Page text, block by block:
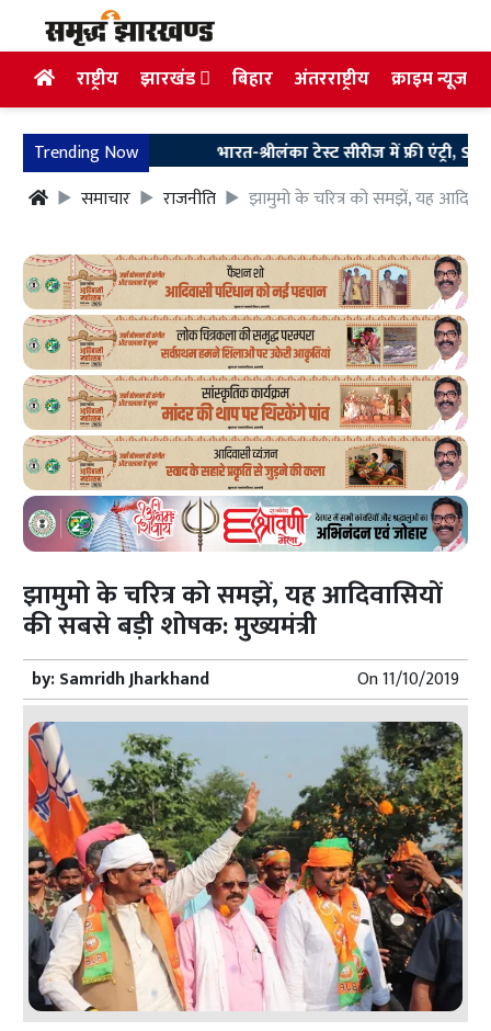
राष्ट्रीय झारखंड बिहार अंतरराष्ट्रीय क्राइम न्यूज
Trending Now
भारत-श्रीलंका टेस्ट सीरीज में फ्री एंट्री, SLC ने
समाचार
राजनीति झामुमो के चरित्र को समझें, यह
झामुमो के चरित्र को समझें, यह आदिवासियों
की सबसे बड़ी शोषक: मुख्यमंत्री
by:Samridh Jharkhand On11/10/2019